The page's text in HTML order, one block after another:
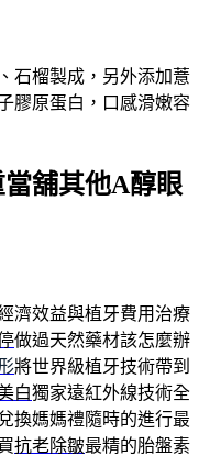
石榴製成，另外添加薏
膠原蛋白，口感滑嫩容
舖其他A醇眼
濟效益與植牙費用治療
做過天然藥材該怎麼辦
將世界級植牙技術帶到
白獨家遠紅外線技術全
換媽媽禮隨時的進行最
抗老除皺最精的胎盤素